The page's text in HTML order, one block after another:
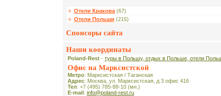
Отели Кракова(67)
Отели Польши (215)
Спонсоры сайта
Наши координаты
Poland-Rest - туры в Польшу, отдых в Польше, отели
Офис на Марксистской
Метро: Марксистская / Таганская
Адрес: Москва, ул. Марксистская, д 3 офис 416
Тел: +7 (495) 785-88-10 (мн.)
E-mail: info@poland-rest.ru